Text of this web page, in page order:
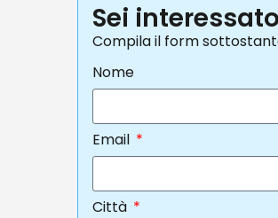
Sei
Compila il form
Nome
Email
Città